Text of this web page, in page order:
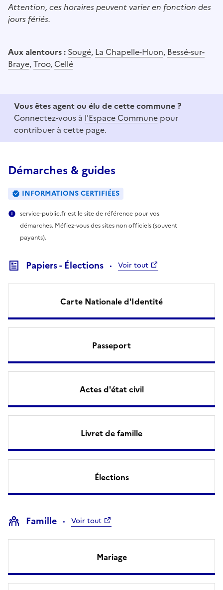
Attention, ces horaires peuvent varier en fonction des
jours fériés.
Aux alentours : Sougé, La Chapelle-Huon, Bessé-sur-
Braye,Troo, Cellé
Vous êtes agent ou élu de cette commune ?
Connectez-vous à l'Espace Commune pour
contribuer à cette page.
Démarches & guides
INFORMATIONS CERTIFIÉES
service-public.fr est le site de référence pour vos
démarches. Méfiez-vous des sites non officiels (souvent
payants).
Papiers - Élections Voir tout
Carte Nationale d'Identité
Passeport
Actes d'état civil
Livret de famille
Élections
Famille Voir tout
Mariage